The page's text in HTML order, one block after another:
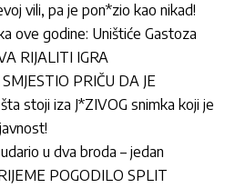
vili, pa je pon*zio kao nikad!
ove godine: Uništiće Gastoza
RIJALITI IGRA
PRIČU DA JE
stoji iza J*ZIVOG snimka koji je
u dva broda – jedan
POGODILO SPLIT